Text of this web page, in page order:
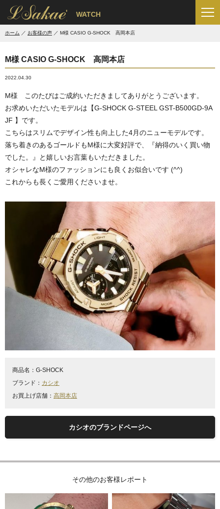
' WATCH
ホーム お客様の声 M様 CASIO G-SHOCK 高岡本店
M様 CASIO G-SHOCK 高岡本店
2022.04.30
M様 このたびはご成約いただきましてありがとうございます。
お求めいただいたモデルは【G-SHOCK G-STEEL GST-B500GD-9A
JF 】です。
こちらはスリムでデザイン性も向上した4月のニューモデルです。
落ち着きのあるゴールドもM様に大変好評で、『納得のいく買い物
でした。』と嬉しいお言葉もいただきました。
オシャレなM様のファッションにも良くお似合いです (^^)
これからも長くご愛用くださいませ。
商品名： G-SHOCK
ブランド： カシオ
お買上げ店舗： 高岡本店
カシオのブランドページへ
その他のお客様レポート